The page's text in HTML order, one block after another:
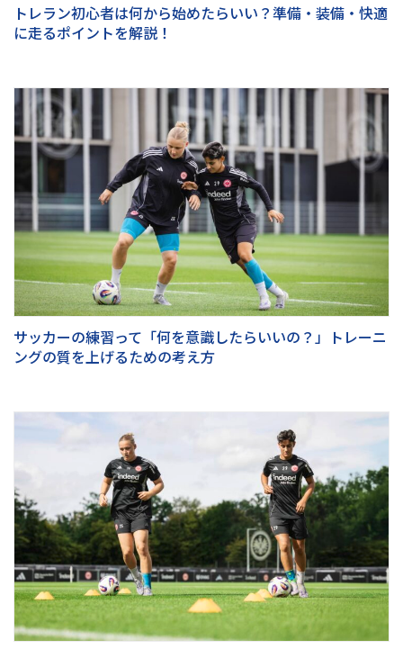
トレラン初心者は何から始めたらいい？準備・装備・快適
に走るポイントを解説！
サッカーの練習って「何を意識したらいいの？」トレーニ
ングの質を上げるための考え方